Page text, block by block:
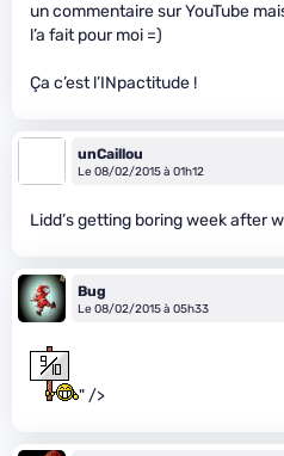
un commentaire sur YouTube
l’a fait pour moi =)
Ça c’est l’INpactitude !
unCaillou
Le 08/02/2015 à 01h12
Lidd’s getting boring week after
Bug
Le 08/02/2015 à 05h33
" />